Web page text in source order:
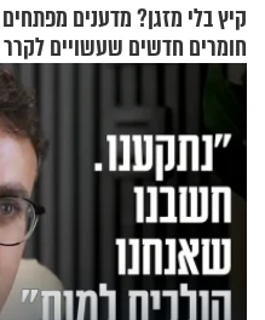
קיץ בלי מזגן? מדענים מפתחים
חומרים חדשים שעשויים לקרר
בתים